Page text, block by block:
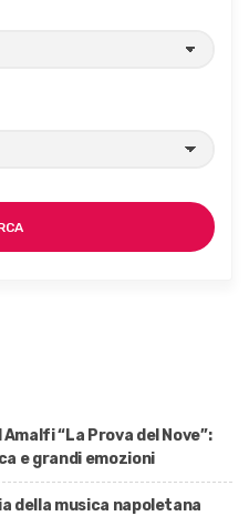
“La Prova del Nove”:
e grandi emozioni
della musica napoletana